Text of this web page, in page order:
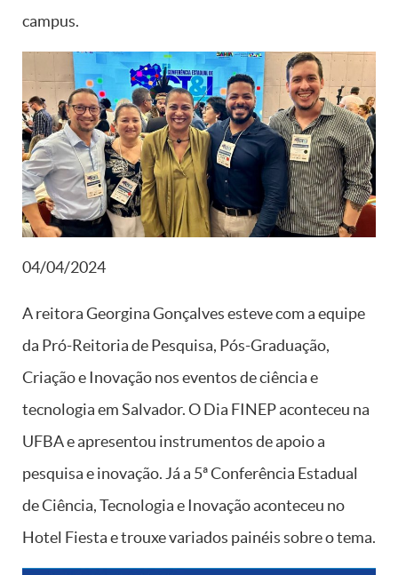
campus.
04/04/2024
A reitora Georgina Gonçalves esteve com a equipe
da Pró-Reitoria de Pesquisa, Pós-Graduação,
Criação e Inovação nos eventos de ciência e
tecnologia em Salvador. O Dia FINEP aconteceu na
UFBA e apresentou instrumentos de apoio a
pesquisa e inovação. Já a 5ª Conferência Estadual
de Ciência, Tecnologia e Inovação aconteceu no
Hotel Fiesta e trouxe variados painéis sobre o tema.